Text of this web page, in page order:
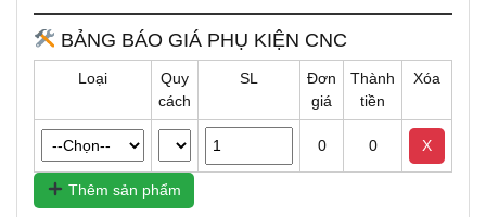
BẢNG BÁO GIÁ PHỤ KIỆN CNC
Loại
Quy
cách
SL
Đơn
giá
Thành
tiền
Xóa
0 0 X
Thêm sản phẩm